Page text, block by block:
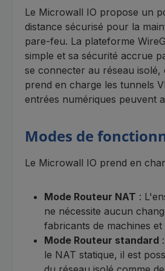
Le Microwall IO propose un
distance sécurisé pour la
pare-feu. La plateforme
simple et sa sécurité accrue
se connecter au réseau
prend en charge les tunnels
entrées numériques peuvent
Modes de
Le Microwall IO prend en
Mode Routeur NAT :
ne nécessite aucun
fabricants de machines
Mode Routeur standard
le NAT statique, il est